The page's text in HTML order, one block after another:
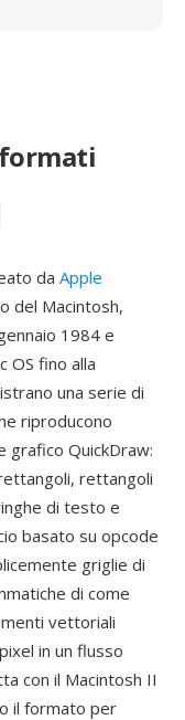
da Apple
del Macintosh,
1984 e
OS fino alla
una serie di
riproducono
grafico QuickDraw:
rettangoli
di testo e
basato su opcode
griglie di
di come
vettoriali
in un flusso
con il Macintosh II
il formato per